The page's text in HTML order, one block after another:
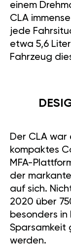
einem
CLA
jede
etwa 5,6
Fahrzeug
Der CLA war
kompaktes
MFA-
der
auf sich.
2020 über
besonders in
Sparsamkeit
werden.